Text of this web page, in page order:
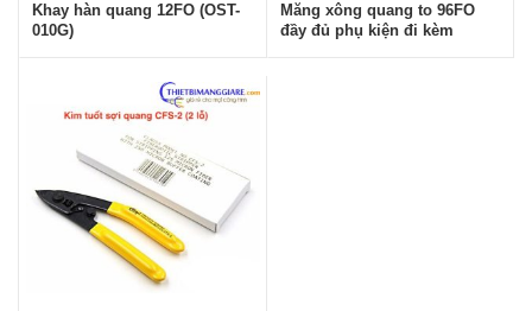
Khay hàn quang 12FO (OST-
010G)
Măng xông quang to 96FO
đầy đủ phụ kiện đi kèm